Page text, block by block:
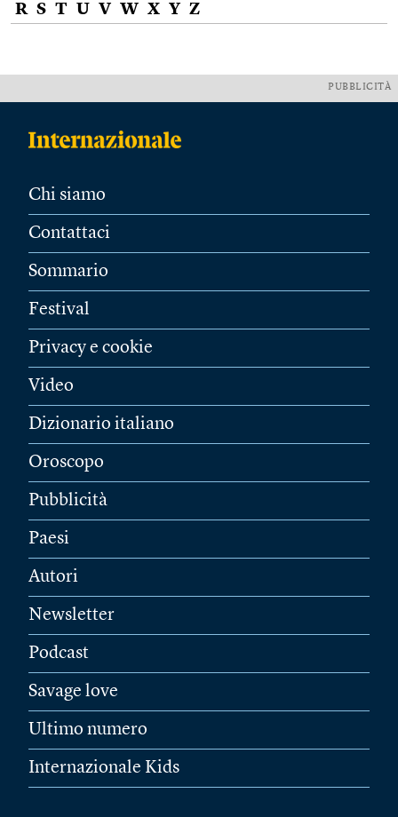
R S T U V W X Y Z
PUBBLICITÀ
Chi siamo
Contattaci
Sommario
Festival
Privacy e cookie
Video
Dizionario italiano
Oroscopo
Pubblicità
Paesi
Autori
Newsletter
Podcast
Savage love
Ultimo numero
Internazionale Kids